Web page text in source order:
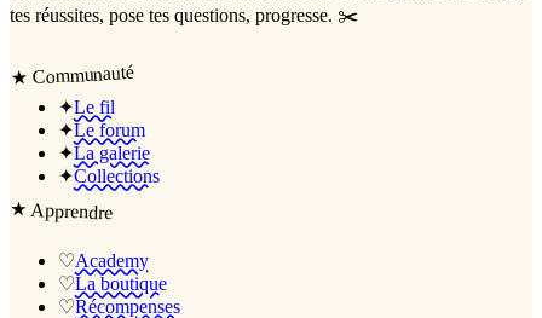
tes réussites, pose tes questions, progresse. ✂️
★ Communauté
✦Le fil
✦Le forum
✦La galerie
✦Collections
★Apprendre
♡Academy
♡La boutique
♡Récompenses